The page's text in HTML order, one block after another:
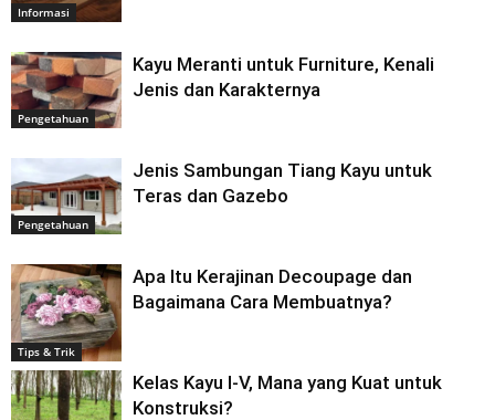
Informasi
Pengetahuan
Kayu Meranti untuk Furniture, Kenali
Jenis dan Karakternya
Pengetahuan
Jenis Sambungan Tiang Kayu untuk
Teras dan Gazebo
Tips & Trik
Apa Itu Kerajinan Decoupage dan
Bagaimana Cara Membuatnya?
Kelas Kayu I-V, Mana yang Kuat untuk
Konstruksi?